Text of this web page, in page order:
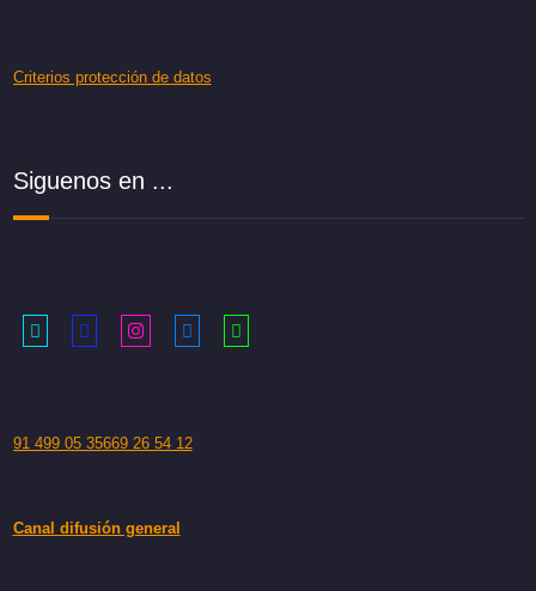
Criterios protección de datos
Siguenos en ...
91 499 05 35669 26 54 12
Canal difusión general